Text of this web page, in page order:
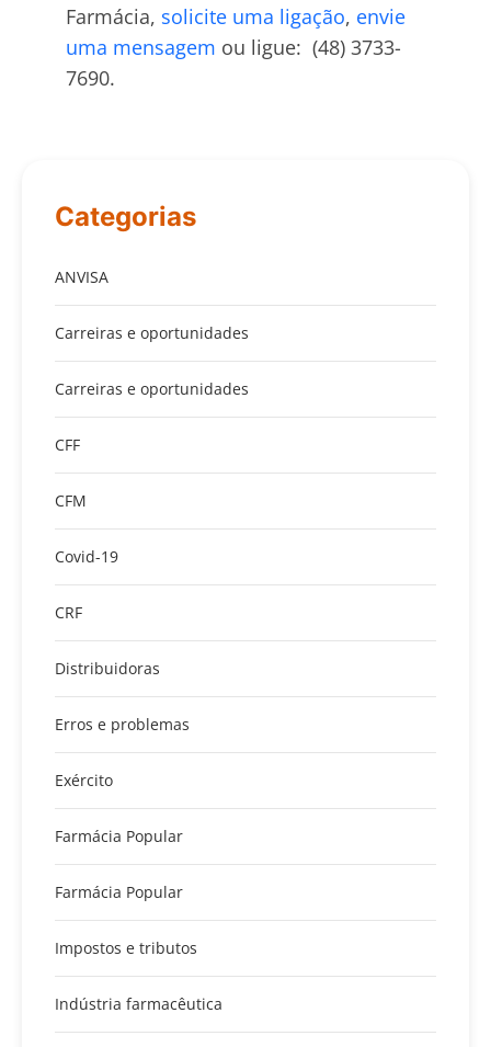
Farmácia, solicite uma ligação, envie
uma mensagem ou ligue: (48) 3733-
7690.
Categorias
ANVISA
Carreiras e oportunidades
Carreiras e oportunidades
CFF
CFM
Covid-19
CRF
Distribuidoras
Erros e problemas
Exército
Farmácia Popular
Farmácia Popular
Impostos e tributos
Indústria farmacêutica